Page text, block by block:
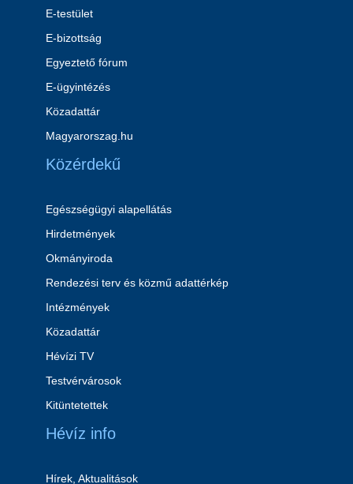
E-testület
E-bizottság
Egyeztető fórum
E-ügyintézés
Közadattár
Magyarorszag.hu
Közérdekű
Egészségügyi alapellátás
Hirdetmények
Okmányiroda
Rendezési terv és közmű adattérkép
Intézmények
Közadattár
Hévízi TV
Testvérvárosok
Kitüntetettek
Hévíz info
Hírek, Aktualitások